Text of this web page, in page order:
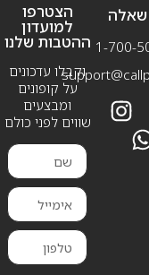
1-700-
הצטרפו
למועדון
ההטבות שלנו
וקבלו עדכונים
על קופונים
ומבצעים
שווים לפני כולם